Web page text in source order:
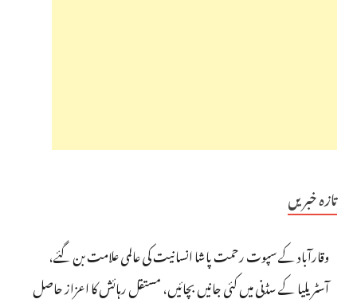
تازہ خبریں
وقارآباد کے سپوت رحمت پاشا انسانیت کی عالمی علامت بن گئے،
آسٹریلیا کے سڈنی میں کئی جانیں بچائیں، مستقل رہائش کا اعزاز حاصل